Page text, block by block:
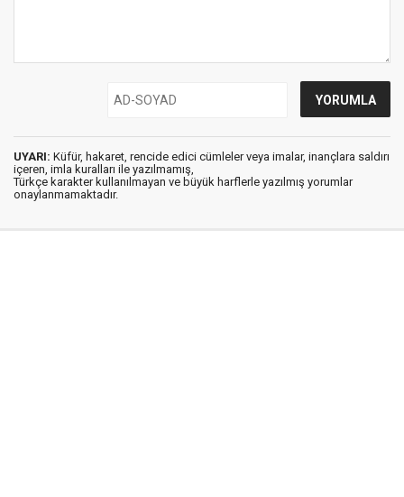
UYARI: Küfür, hakaret, rencide edici cümleler veya imalar, inançlara saldırı
içeren, imla kuralları ile yazılmamış,
Türkçe karakter kullanılmayan ve büyük harflerle yazılmış yorumlar
onaylanmamaktadır.